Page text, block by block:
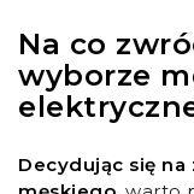
Na co
wyborze
Decydując się